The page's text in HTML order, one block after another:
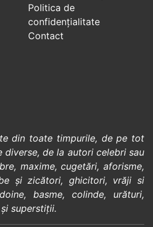
Politica de
confidenţialitate
Contact
din toate timpurile, de pe tot
diverse, de la autori celebrisau
, maxime,cugetări,aforisme,
și zicători, ghicitori, vrăji si
doine, basme, colinde, urături,
superstiții.